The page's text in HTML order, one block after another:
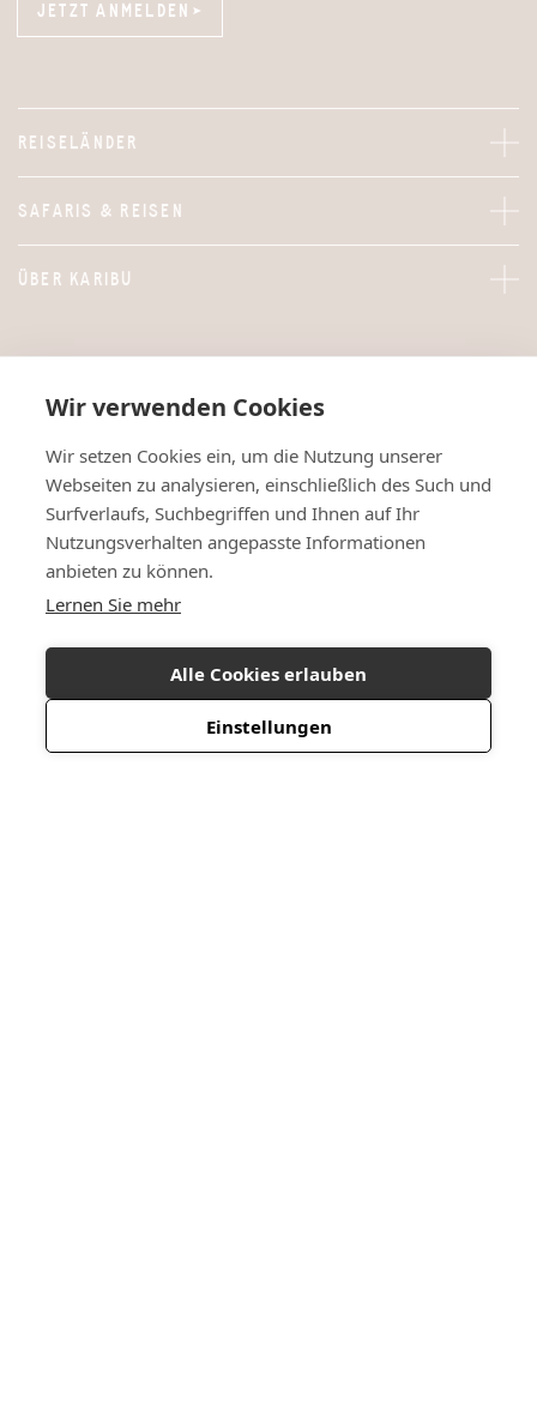
Wir verwenden Cookies
Wir setzen Cookies ein, um die Nutzung unserer
Webseiten zu analysieren, einschließlich des Such und
Surfverlaufs, Suchbegriffen und Ihnen auf Ihr
Nutzungsverhalten angepasste Informationen
anbieten zu können.
Lernen Sie mehr
Alle Cookies erlauben
Einstellungen
JETZT ANMELDEN
JETZT ANMELDEN
REISELÄNDER
SAFARIS & REISEN
ÜBER KARIBU